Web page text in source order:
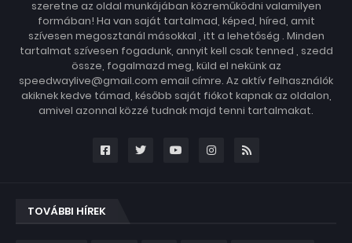
szeretne az oldal munkájában közreműködni valamilyen
formában! Ha van saját tartalmad, képed, híred, amit
szívesen megosztanál másokkal , itt a lehetőség . Minden
tartalmat szívesen fogadunk, annyit kell csak tenned , szedd
össze, fogalmazd meg, küld el nekünk az
speedwaylive@gmail.com email címre. Az aktív felhasználók
akiknek kedve támad, később saját fiókot kapnak az oldalon,
amivel azonnal közzé tudnak majd tenni tartalmakat.
TOVÁBBI HÍREK